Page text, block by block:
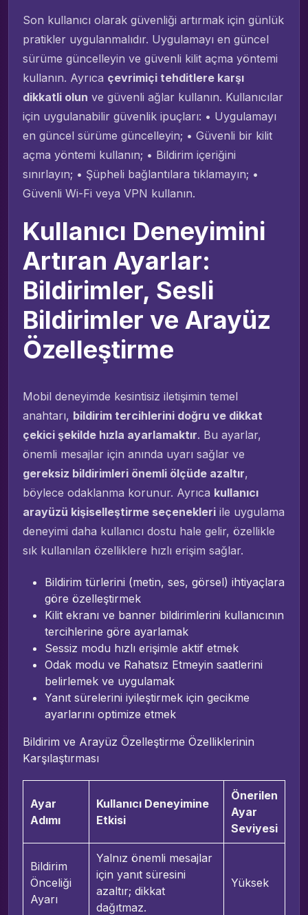
Son kullanıcı olarak güvenliği artırmak için günlük
pratikler uygulanmalıdır. Uygulamayı en güncel
sürüme güncelleyin ve güvenli kilit açma yöntemi
kullanın. Ayrıca çevrimiçi tehditlere karşı
dikkatli olun ve güvenli ağlar kullanın. Kullanıcılar
için uygulanabilir güvenlik ipuçları: • Uygulamayı
en güncel sürüme güncelleyin; • Güvenli bir kilit
açma yöntemi kullanın; • Bildirim içeriğini
sınırlayın; • Şüpheli bağlantılara tıklamayın; •
Güvenli Wi-Fi veya VPN kullanın.
Kullanıcı Deneyimini
Artıran Ayarlar:
Bildirimler, Sesli
Bildirimler ve Arayüz
Özelleştirme
Mobil deneyimde kesintisiz iletişimin temel
anahtarı, bildirim tercihlerini doğru ve dikkat
çekici şekilde hızla ayarlamaktır. Bu ayarlar,
önemli mesajlar için anında uyarı sağlar ve
gereksiz bildirimleri önemli ölçüde azaltır,
böylece odaklanma korunur. Ayrıca kullanıcı
arayüzü kişiselleştirme seçenekleri ile uygulama
deneyimi daha kullanıcı dostu hale gelir, özellikle
sık kullanılan özelliklere hızlı erişim sağlar.
Bildirim türlerini (metin, ses, görsel) ihtiyaçlara
göre özelleştirmek
Kilit ekranı ve banner bildirimlerini kullanıcının
tercihlerine göre ayarlamak
Sessiz modu hızlı erişimle aktif etmek
Odak modu ve Rahatsız Etmeyin saatlerini
belirlemek ve uygulamak
Yanıt sürelerini iyileştirmek için gecikme
ayarlarını optimize etmek
Bildirim ve Arayüz Özelleştirme Özelliklerinin
Karşılaştırması
Ayar
Adımı
Kullanıcı Deneyimine
Etkisi
Önerilen
Ayar
Seviyesi
Bildirim
Önceliği
Ayarı
Yalnız önemli mesajlar
için yanıt süresini
azaltır; dikkat
dağıtmaz.
Yüksek